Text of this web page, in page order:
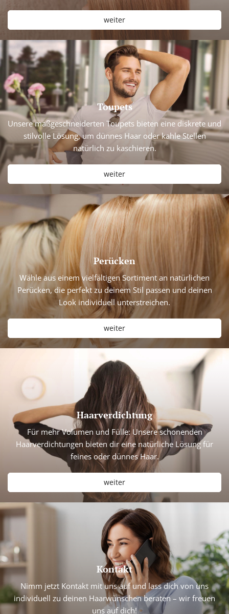
weiter
Toupets
Unsere maßgeschneiderten Toupets bieten eine diskrete und
stilvolle Lösung, um dünnes Haar oder kahle Stellen
natürlich zu kaschieren.
weiter
Perücken
Wähle aus einem vielfältigen Sortiment an natürlichen
Perücken, die perfekt zu deinem Stil passen und deinen
Look individuell unterstreichen.
weiter
Haarverdichtung
Für mehr Volumen und Fülle: Unsere schonenden
Haarverdichtungen bieten dir eine natürliche Lösung für
feines oder dünnes Haar.
weiter
Kontakt
Nimm jetzt Kontakt mit uns auf und lass dich von uns
individuell zu deinen Haarwünschen beraten – wir freuen
uns auf dich!